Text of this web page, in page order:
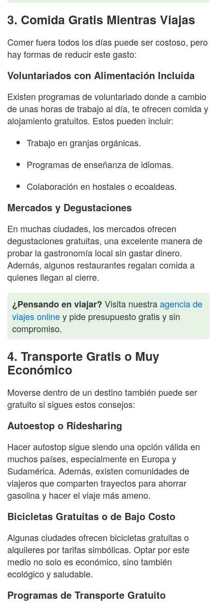
3. Comida Gratis Mientras Viajas
Comer fuera todos los días puede ser costoso, pero
hay formas de reducir este gasto:
Voluntariados con Alimentación Incluida
Existen programas de voluntariado donde a cambio
de unas horas de trabajo al día, te ofrecen comida y
alojamiento gratuitos. Estos pueden incluir:
Trabajo en granjas orgánicas.
Programas de enseñanza de idiomas.
Colaboración en hostales o ecoaldeas.
Mercados y Degustaciones
En muchas ciudades, los mercados ofrecen
degustaciones gratuitas, una excelente manera de
probar la gastronomía local sin gastar dinero.
Además, algunos restaurantes regalan comida a
quienes llegan al cierre.
¿Pensando en viajar? Visita nuestraagencia de
viajes onliney pide presupuesto gratis y sin
compromiso.
4. Transporte Gratis o Muy
Económico
Moverse dentro de un destino también puede ser
gratuito si sigues estos consejos:
Autoestop o Ridesharing
Hacer autostop sigue siendo una opción válida en
muchos países, especialmente en Europa y
Sudamérica. Además, existen comunidades de
viajeros que comparten trayectos para ahorrar
gasolina y hacer el viaje más ameno.
Bicicletas Gratuitas o de Bajo Costo
Algunas ciudades ofrecen bicicletas gratuitas o
alquileres por tarifas simbólicas. Optar por este
medio no solo es económico, sino también
ecológico y saludable.
Programas de Transporte Gratuito